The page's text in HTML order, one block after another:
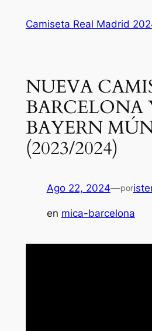
Camiseta Real Madrid
NUEVA
BARCELONA
BAYERN
(2023/2024)
Ago 22, 2024—por
en mica-barcelona